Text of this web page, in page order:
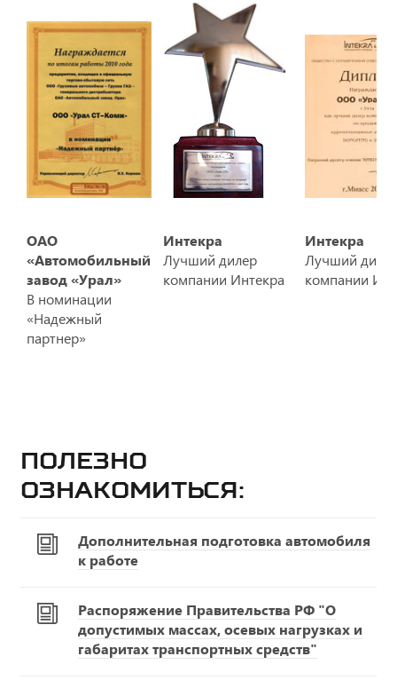
ОАО
«Автомобильный
завод «Урал»
В номинации
«Надежный
партнер»
Интекра
Лучший дилер
компании Интекра
Интекра
Лучший
компании
Полезно
ознакомиться:
Дополнительная подготовка автомобиля
к работе
Распоряжение Правительства РФ "О
допустимых массах, осевых нагрузках и
габаритах транспортных средств"